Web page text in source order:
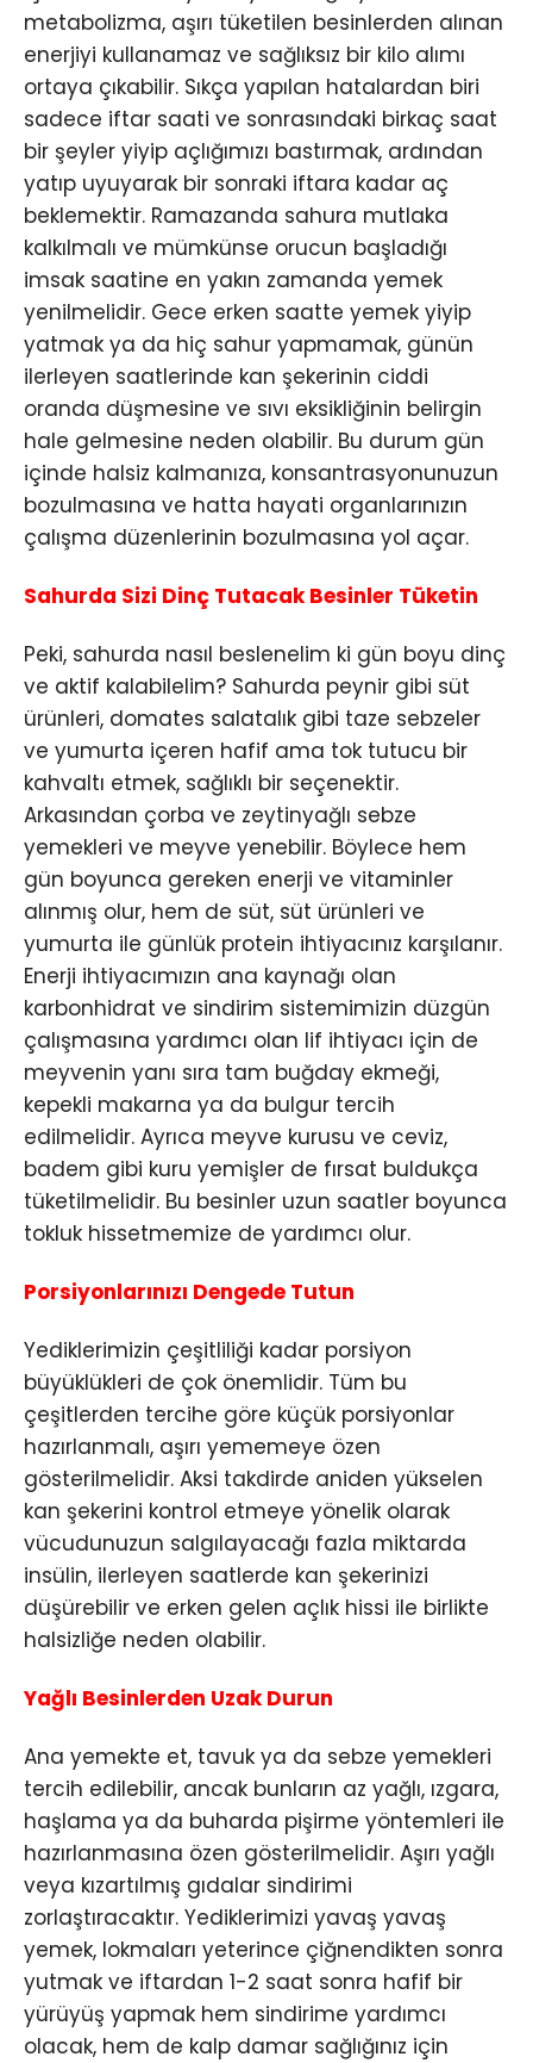
metabolizma, aşırı tüketilen besinlerden alınan
enerjiyi kullanamaz ve sağlıksız bir kilo alımı
ortaya çıkabilir. Sıkça yapılan hatalardan biri
sadece iftar saati ve sonrasındaki birkaç saat
bir şeyler yiyip açlığımızı bastırmak, ardından
yatıp uyuyarak bir sonraki iftara kadar aç
beklemektir. Ramazanda sahura mutlaka
kalkılmalı ve mümkünse orucun başladığı
imsak saatine en yakın zamanda yemek
yenilmelidir. Gece erken saatte yemek yiyip
yatmak ya da hiç sahur yapmamak, günün
ilerleyen saatlerinde kan şekerinin ciddi
oranda düşmesine ve sıvı eksikliğinin belirgin
hale gelmesine neden olabilir. Bu durum gün
içinde halsiz kalmanıza, konsantrasyonunuzun
bozulmasına ve hatta hayati organlarınızın
çalışma düzenlerinin bozulmasına yol açar.
Sahurda Sizi Dinç Tutacak Besinler Tüketin
Peki, sahurda nasıl beslenelim ki gün boyu dinç
ve aktif kalabilelim? Sahurda peynir gibi süt
ürünleri, domates salatalık gibi taze sebzeler
ve yumurta içeren hafif ama tok tutucu bir
kahvaltı etmek, sağlıklı bir seçenektir.
Arkasından çorba ve zeytinyağlı sebze
yemekleri ve meyve yenebilir. Böylece hem
gün boyunca gereken enerji ve vitaminler
alınmış olur, hem de süt, süt ürünleri ve
yumurta ile günlük protein ihtiyacınız karşılanır.
Enerji ihtiyacımızın ana kaynağı olan
karbonhidrat ve sindirim sistemimizin düzgün
çalışmasına yardımcı olan lif ihtiyacı için de
meyvenin yanı sıra tam buğday ekmeği,
kepekli makarna ya da bulgur tercih
edilmelidir. Ayrıca meyve kurusu ve ceviz,
badem gibi kuru yemişler de fırsat buldukça
tüketilmelidir. Bu besinler uzun saatler boyunca
tokluk hissetmemize de yardımcı olur.
Porsiyonlarınızı Dengede Tutun
Yediklerimizin çeşitliliği kadar porsiyon
büyüklükleri de çok önemlidir. Tüm bu
çeşitlerden tercihe göre küçük porsiyonlar
hazırlanmalı, aşırı yememeye özen
gösterilmelidir. Aksi takdirde aniden yükselen
kan şekerini kontrol etmeye yönelik olarak
vücudunuzun salgılayacağı fazla miktarda
insülin, ilerleyen saatlerde kan şekerinizi
düşürebilir ve erken gelen açlık hissi ile birlikte
halsizliğe neden olabilir.
Yağlı Besinlerden Uzak Durun
Ana yemekte et, tavuk ya da sebze yemekleri
tercih edilebilir, ancak bunların az yağlı, ızgara,
haşlama ya da buharda pişirme yöntemleri ile
hazırlanmasına özen gösterilmelidir. Aşırı yağlı
veya kızartılmış gıdalar sindirimi
zorlaştıracaktır. Yediklerimizi yavaş yavaş
yemek, lokmaları yeterince çiğnendikten sonra
yutmak ve iftardan 1-2 saat sonra hafif bir
yürüyüş yapmak hem sindirime yardımcı
olacak, hem de kalp damar sağlığınız için